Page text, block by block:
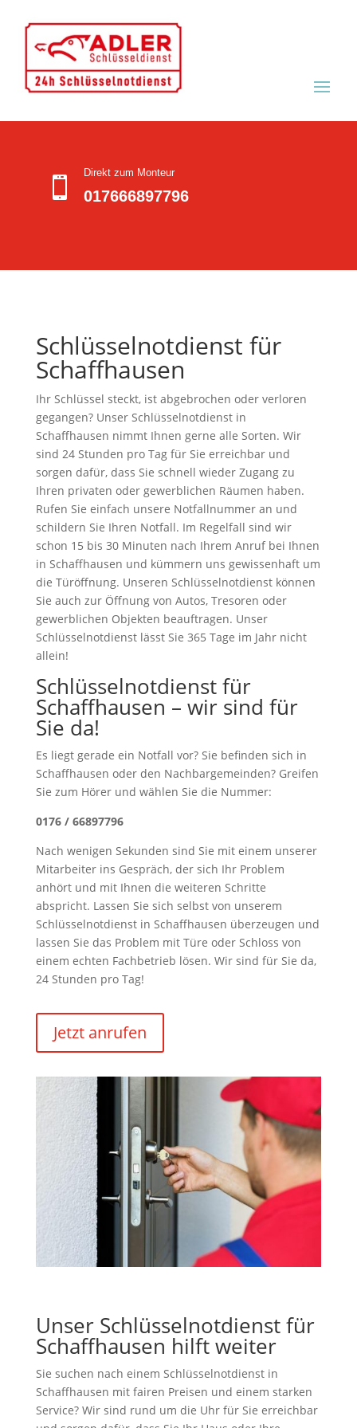

Direkt zum Monteur
017666897796
Schlüsselnotdienst für
Schaffhausen
Ihr Schlüssel steckt, ist abgebrochen oder verloren
gegangen? Unser Schlüsselnotdienst in
Schaffhausen nimmt Ihnen gerne alle Sorten. Wir
sind 24 Stunden pro Tag für Sie erreichbar und
sorgen dafür, dass Sie schnell wieder Zugang zu
Ihren privaten oder gewerblichen Räumen haben.
Rufen Sie einfach unsere Notfallnummer an und
schildern Sie Ihren Notfall. Im Regelfall sind wir
schon 15 bis 30 Minuten nach Ihrem Anruf bei Ihnen
in Schaffhausen und kümmern uns gewissenhaft um
die Türöffnung. Unseren Schlüsselnotdienst können
Sie auch zur Öffnung von Autos, Tresoren oder
gewerblichen Objekten beauftragen. Unser
Schlüsselnotdienst lässt Sie 365 Tage im Jahr nicht
allein!
Schlüsselnotdienst für
Schaffhausen – wir sind für
Sie da!
Es liegt gerade ein Notfall vor? Sie befinden sich in
Schaffhausen oder den Nachbargemeinden? Greifen
Sie zum Hörer und wählen Sie die Nummer:
0176 / 66897796
Nach wenigen Sekunden sind Sie mit einem unserer
Mitarbeiter ins Gespräch, der sich Ihr Problem
anhört und mit Ihnen die weiteren Schritte
abspricht. Lassen Sie sich selbst von unserem
Schlüsselnotdienst in Schaffhausen überzeugen und
lassen Sie das Problem mit Türe oder Schloss von
einem echten Fachbetrieb lösen. Wir sind für Sie da,
24 Stunden pro Tag!
Jetzt anrufen
Unser Schlüsselnotdienst für
Schaffhausen hilft weiter
Sie suchen nach einem Schlüsselnotdienst in
Schaffhausen mit fairen Preisen und einem starken
Service? Wir sind rund um die Uhr für Sie erreichbar